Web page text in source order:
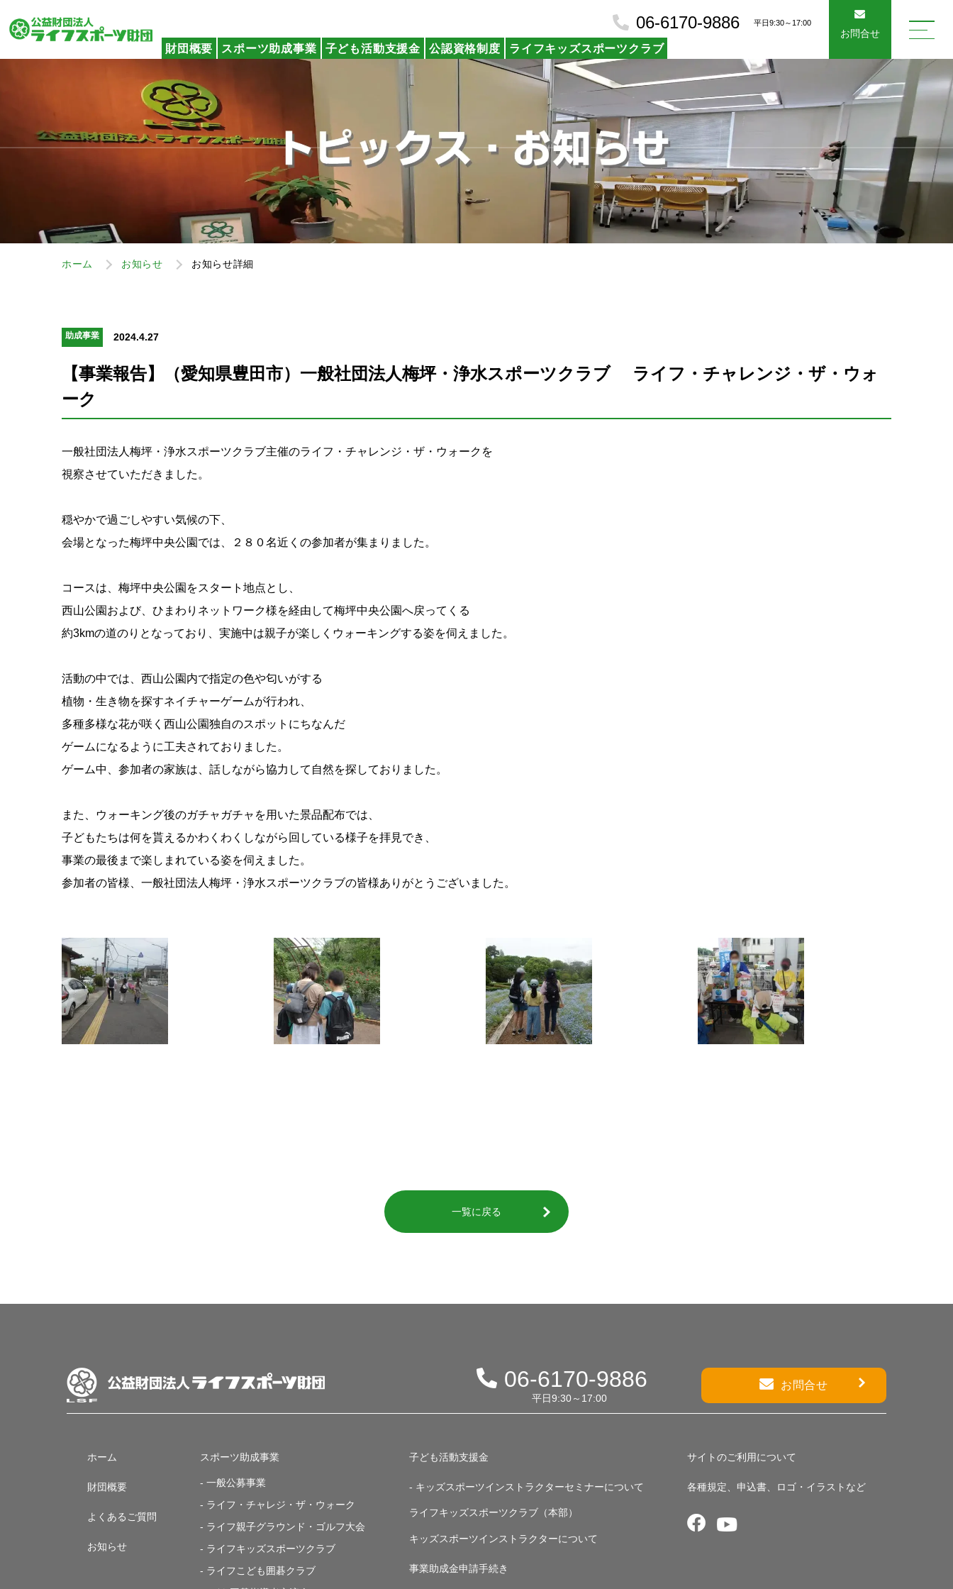
06-6170-9886 平日9:30～17:00
財団概要 スポーツ助成事業 子ども活動支援金 公認資格制度 ライフキッズスポーツクラブ
お問合せ
ホーム お知らせ お知らせ詳細
助成事業 2024.4.27
【事業報告】（愛知県豊田市）一般社団法人梅坪・浄水スポーツクラブ ライフ・チャレンジ・ザ・ウォ
ーク
一般社団法人梅坪・浄水スポーツクラブ主催のライフ・チャレンジ・ザ・ウォークを
視察させていただきました。
穏やかで過ごしやすい気候の下、
会場となった梅坪中央公園では、２８０名近くの参加者が集まりました。
コースは、梅坪中央公園をスタート地点とし、
西山公園および、ひまわりネットワーク様を経由して梅坪中央公園へ戻ってくる
約3kmの道のりとなっており、実施中は親子が楽しくウォーキングする姿を伺えました。
活動の中では、西山公園内で指定の色や匂いがする
植物・生き物を探すネイチャーゲームが行われ、
多種多様な花が咲く西山公園独自のスポットにちなんだ
ゲームになるように工夫されておりました。
ゲーム中、参加者の家族は、話しながら協力して自然を探しておりました。
また、ウォーキング後のガチャガチャを用いた景品配布では、
子どもたちは何を貰えるかわくわくしながら回している様子を拝見でき、
事業の最後まで楽しまれている姿を伺えました。
参加者の皆様、一般社団法人梅坪・浄水スポーツクラブの皆様ありがとうございました。
一覧に戻る
06-6170-9886
平日9:30～17:00
お問合せ
ホーム
財団概要
よくあるご質問
お知らせ
スポーツ助成事業
- 一般公募事業
- ライフ・チャレジ・ザ・ウォーク
- ライフ親子グラウンド・ゴルフ大会
- ライフキッズスポーツクラブ
- ライフこども囲碁クラブ
子ども活動支援金
- キッズスポーツインストラクターセミナーについて
ライフキッズスポーツクラブ（本部）
キッズスポーツインストラクターについて
事業助成金申請手続き
サイトのご利用について
各種規定、申込書、ロゴ・イラストなど